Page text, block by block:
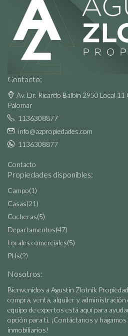
Contacto:
Av. Dr. Ricardo Balbín 2950 Local 11
Palomar
1136308877
info@azpropiedades.com
1136308877
Contacto
Propiedades disponibles:
Campo(1)
Casas(21)
Cocheras(5)
Departamentos(47)
Locales comerciales(5)
PHs(2)
Nosotros:
Bienvenidos a Agustin Zlotnik
compra, venta, alquiler y
equipo de expertos está aquí para
opción para ti. ¡Contáctanos y
inmobiliarios!